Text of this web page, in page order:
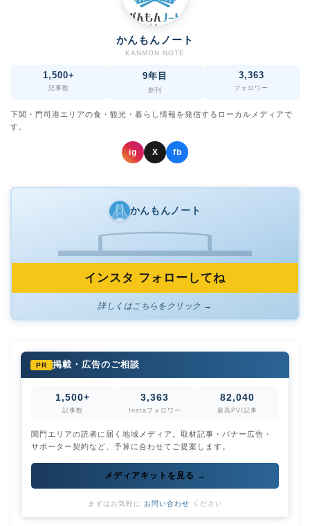
かんもんノート
KANMON NOTE
1,500+
記事数
9年目
創刊
3,363
フォロワー
下関・門司港エリアの食・観光・暮らし情報を発信するローカルメディアで
す。
ig X fb
かんもんノート
インスタ フォローしてね
詳しくはこちらをクリック →
PR 掲載・広告のご相談
1,500+
記事数
3,363
Instaフォロワー
82,040
最高PV/記事
関門エリアの読者に届く地域メディア。取材記事・バナー広告・
サポーター契約など、予算に合わせてご提案します。
メディアキットを見る →
まずはお気軽に お問い合わせ ください